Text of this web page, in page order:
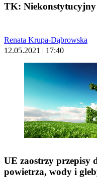
TK: Niekonstytucyjny
Renata Krupa-Dąbrowska
12.05.2021 | 17:40
UE zaostrzy przepisy
powietrza, wody i